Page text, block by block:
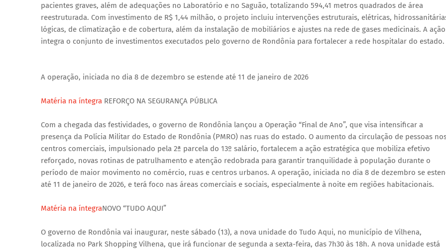
pacientes graves, além de adequações no Laboratório e no Saguão, totalizando 594,41 metros quadrados de área
reestruturada. Com investimento de R$ 1,44 milhão, o projeto incluiu intervenções estruturais, elétricas,
lógicas, de climatização e de cobertura, além da instalação de mobiliários e ajustes na rede de gases medicinais. A ação
integra o conjunto de investimentos executados pelo governo de Rondônia para fortalecer a rede hospitalar do estado.
A operação, iniciada no dia 8 de dezembro se estende até 11 de janeiro de 2026
Matéria na íntegra REFORÇO NA SEGURANÇA PÚBLICA
Com a chegada das festividades, o governo de Rondônia lançou a Operação “Final de Ano”, que visa intensificar a
presença da Polícia Militar do Estado de Rondônia (PMRO) nas ruas do estado. O aumento da circulação de pessoas
centros comerciais, impulsionado pela 2ª parcela do 13º salário, fortalecem a ação estratégica que mobiliza efetivo
reforçado, novas rotinas de patrulhamento e atenção redobrada para garantir tranquilidade à população durante o
período de maior movimento no comércio, ruas e centros urbanos. A operação, iniciada no dia 8 de dezembro se
até 11 de janeiro de 2026, e terá foco nas áreas comerciais e sociais, especialmente à noite em regiões habitacionais.
Matéria na íntegraNOVO “TUDO AQUI”
O governo de Rondônia vai inaugurar, neste sábado (13), a nova unidade do Tudo Aqui, no município de Vilhena,
localizada no Park Shopping Vilhena, que irá funcionar de segunda a sexta-feira, das 7h30 às 18h. A nova unidade está